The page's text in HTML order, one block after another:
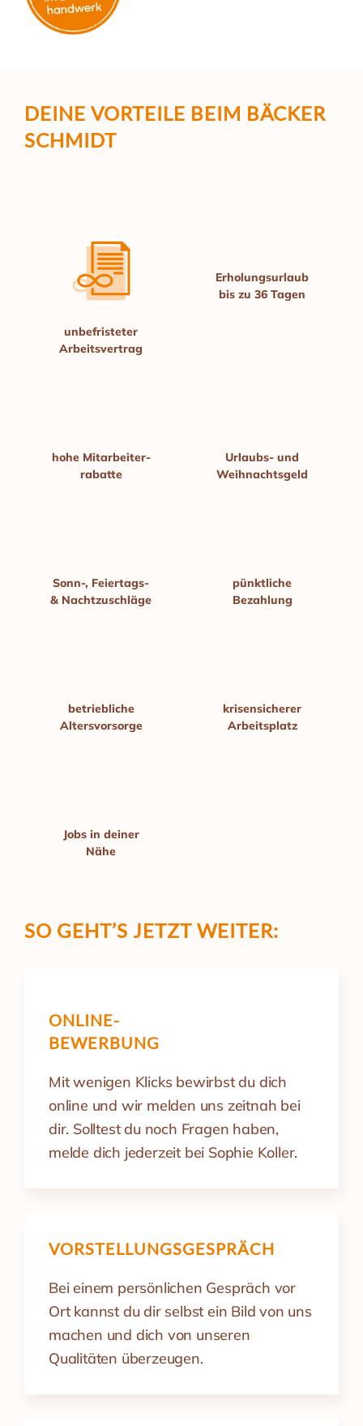
DEINE VORTEILE BEIM BÄCKER
SCHMIDT
unbefristeter
Arbeits­vertrag
Erholungs­urlaub
bis zu 36 Tagen
hohe Mitarbeiter­
rabatte
Urlaubs- und
Weihnachts­geld
Sonn-, Feiertags-
& Nacht­zuschläge
pünktliche
Bezahlung
betriebliche
Alters­vorsorge
krisen­sicherer
Arbeitsplatz
Jobs in deiner
Nähe
SO GEHT’S JETZT WEITER:
ONLINE-
BEWERBUNG
Mit wenigen Klicks bewirbst du dich
online und wir melden uns zeitnah bei
dir. Solltest du noch Fragen haben,
melde dich jederzeit bei Sophie Koller.
VORSTELLUNGS­GESPRÄCH
Bei einem persönlichen Gespräch vor
Ort kannst du dir selbst ein Bild von uns
machen und dich von unseren
Qualitäten überzeugen.